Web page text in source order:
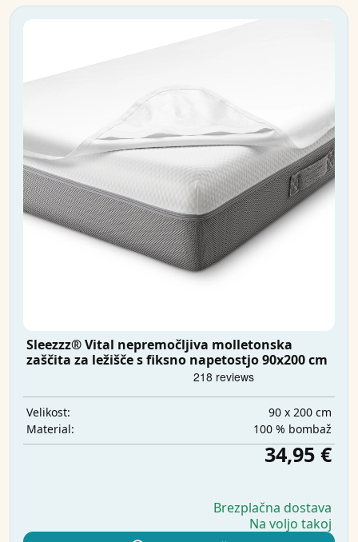
Sleezzz® Vital nepremočljiva molletonska
zaščita za ležišče s fiksno napetostjo 90x200 cm
Velikost:
90 x 200 cm
Material:
100 % bombaž
34,95 €
Brezplačna dostava
Na voljo takoj